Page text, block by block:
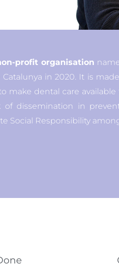
profit organisation
in 2020. It is
make dental care
of dissemination in
Social Responsibility